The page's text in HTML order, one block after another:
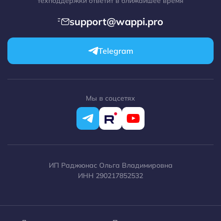
RetailCRM
1C-Битрикс
WordPress
Opencart
Make.com
support@wappi.pro
Telegram
Мы в соцсетях
ИП Раджюнас Ольга Владимировна
ИНН 290217852532